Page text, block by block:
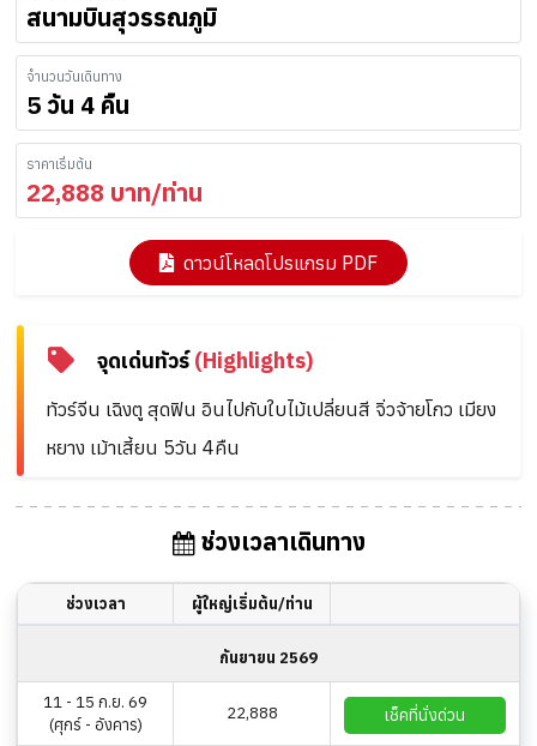
สนามบินสุวรรณภูมิ
จำนวนวันเดินทาง
5 วัน 4 คืน
ราคาเริ่มต้น
22,888 บาท/ท่าน
ดาวน์โหลดโปรแกรม PDF
จุดเด่นทัวร์(Highlights)
ทัวร์จีน เฉิงตู สุดฟิน อินไปกับใบไม้เปลี่ยนสี จิ่วจ้ายโกว เมียง
หยาง เม้าเสี้ยน 5วัน 4คืน
ช่วงเวลาเดินทาง
ช่วงเวลา ผู้ใหญ่เริ่มต้น/ท่าน
กันยายน 2569
11 - 15 ก.ย. 69
(ศุกร์ - อังคาร)
22,888 เช็คที่นั่งด่วน